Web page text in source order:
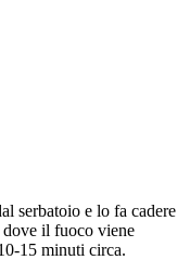
serbatoio e lo fa cadere
il fuoco viene
15 minuti circa.